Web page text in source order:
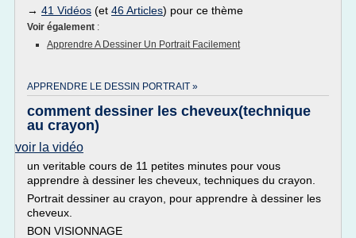
→ 41 Vidéos (et 46 Articles) pour ce thème
Voir également :
Apprendre A Dessiner Un Portrait Facilement
APPRENDRE LE DESSIN PORTRAIT »
comment dessiner les cheveux(technique
au crayon)
voir la vidéo
un veritable cours de 11 petites minutes pour vous
apprendre à dessiner les cheveux, techniques du crayon.
Portrait dessiner au crayon, pour apprendre à dessiner les
cheveux.
BON VISIONNAGE